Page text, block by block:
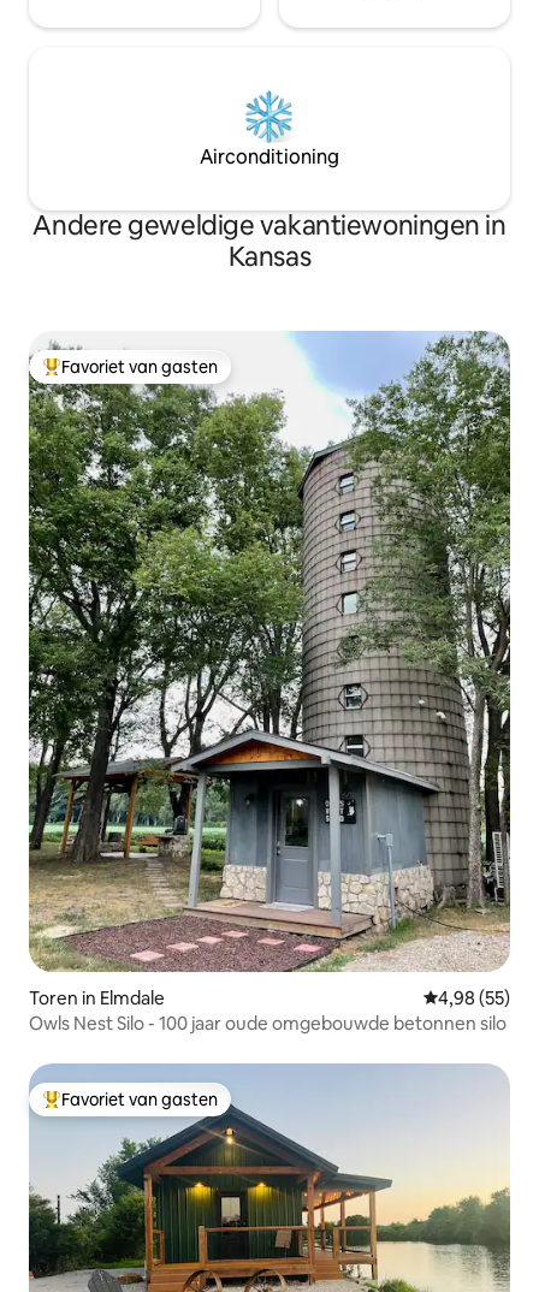
Airconditioning
Andere geweldige vakantiewoningen in
Kansas
Topfavoriet van gasten
Favoriet van gasten
Toren in Elmdale Gemiddelde
4,98 (55)
Owls Nest Silo - 100 jaar oude omgebouwde betonnen silo
Topfavoriet van gasten
Favoriet van gasten